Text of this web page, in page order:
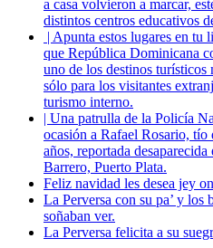
a casa volvieron a marcar,
distintos centros educativos
| Apunta estos lugares en tu
que República Dominicana
uno de los destinos
sólo para los visitantes
turismo interno.
| Una patrulla de la Policía
ocasión a Rafael Rosario,
años, reportada
Barrero, Puerto Plata.
Feliz navidad les desea jey
La Perversa con su pa’ y los
soñaban ver.
La Perversa felicita a su